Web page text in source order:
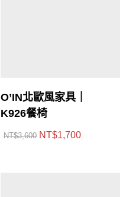
O’IN北歐風家具｜
K926餐椅
NT$3,600 NT$1,700